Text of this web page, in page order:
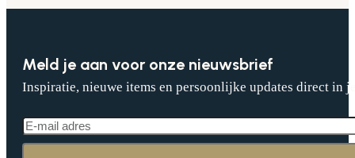
Meld je aan voor onze nieuwsbrief
Inspiratie, nieuwe items en persoonlijke updates direct in